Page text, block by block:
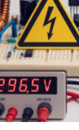
mehr als
zu
aktuellen
der direkte
Erkenntnisse